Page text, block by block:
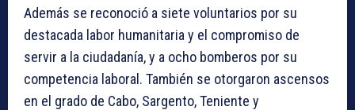
Además se reconoció a siete voluntarios por su
destacada labor humanitaria y el compromiso de
servir a la ciudadanía, y a ocho bomberos por su
competencia laboral. También se otorgaron ascensos
en el grado de Cabo, Sargento, Teniente y